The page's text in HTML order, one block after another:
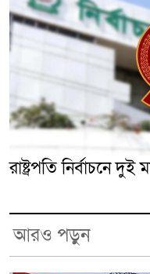
রাষ্ট্রপতি নির্বাচনে
আরও পড়ুন